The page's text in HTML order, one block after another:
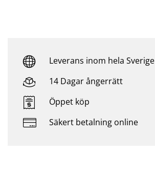
Leverans inom hela Sverige
14 Dagar ångerrätt
Öppet köp
Säkert betalning online